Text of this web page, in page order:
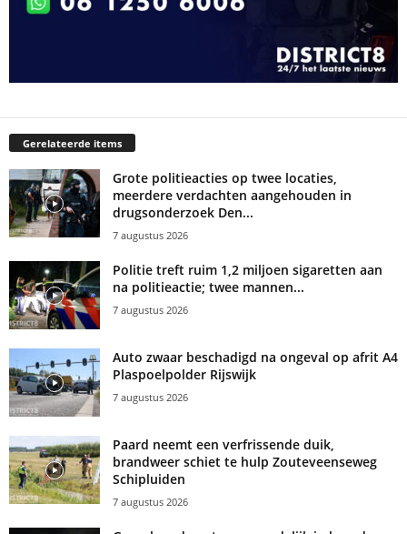
Gerelateerde items
Grote politieacties op twee locaties,
meerdere verdachten aangehouden in
drugsonderzoek Den...
7 augustus 2026
Politie treft ruim 1,2 miljoen sigaretten aan
na politieactie; twee mannen...
7 augustus 2026
Auto zwaar beschadigd na ongeval op afrit A4
Plaspoelpolder Rijswijk
7 augustus 2026
Paard neemt een verfrissende duik,
brandweer schiet te hulp Zouteveenseweg
Schipluiden
7 augustus 2026